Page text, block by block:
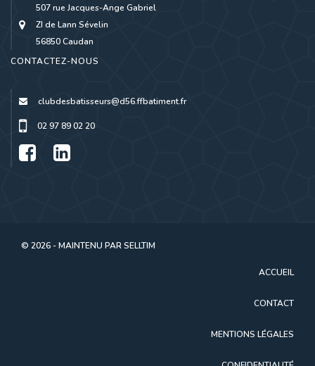
507 rue Jacques-Ange Gabriel
ZI de Lann Sévelin
56850 Caudan
CONTACTEZ-NOUS
clubdesbatisseurs@d56.ffbatiment.fr
02 97 89 02 20
© 2026 - MAINTENU PARSELLTIM
ACCUEIL
CONTACT
MENTIONS LÉGALES